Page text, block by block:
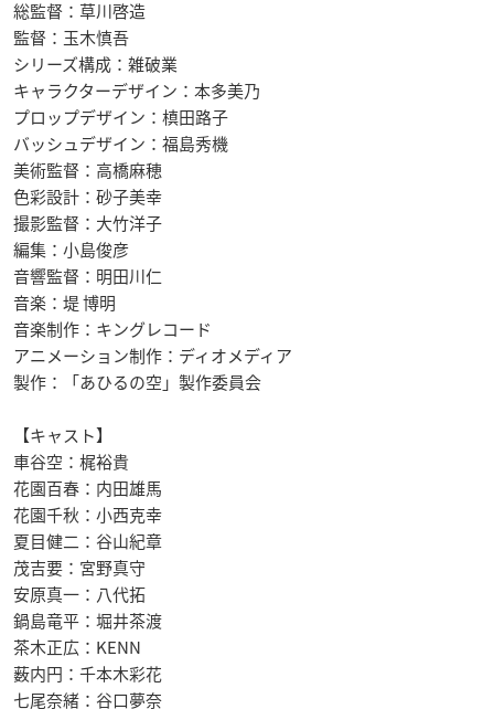
総監督：草川啓造
監督：玉木慎吾
シリーズ構成：雑破業
キャラクターデザイン：本多美乃
プロップデザイン：槙田路子
バッシュデザイン：福島秀機
美術監督：高橋麻穂
色彩設計：砂子美幸
撮影監督：大竹洋子
編集：小島俊彦
音響監督：明田川仁
音楽：堤 博明
音楽制作：キングレコード
アニメーション制作：ディオメディア
製作：「あひるの空」製作委員会
【キャスト】
車谷空：梶裕貴
花園百春：内田雄馬
花園千秋：小西克幸
夏目健二：谷山紀章
茂吉要：宮野真守
安原真一：八代拓
鍋島竜平：堀井茶渡
茶木正広：KENN
薮内円：千本木彩花
七尾奈緒：谷口夢奈